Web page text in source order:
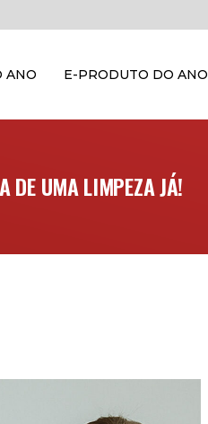
ANO E-PRODUTO DO ANO
DE UMA LIMPEZA JÁ!